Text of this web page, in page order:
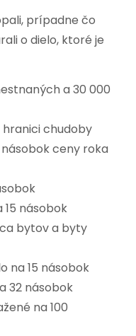
prípadne čo
o dielo, ktoré je
a 30 000
hranici chudoby
ceny roka
násobok
bytov a byty
na 15 násobok
32 násobok
na 100